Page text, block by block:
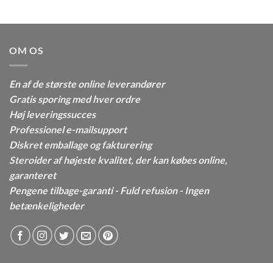
OM OS
En af de største online leverandører
Gratis sporing med hver ordre
Høj leveringssucces
Professionel e-mailsupport
Diskret emballage og fakturering
Steroider af højeste kvalitet, der kan købes online,
garanteret
Pengene tilbage-garanti - Fuld refusion - Ingen
betænkeligheder